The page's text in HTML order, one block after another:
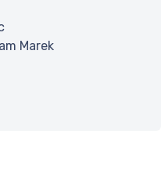
Marek